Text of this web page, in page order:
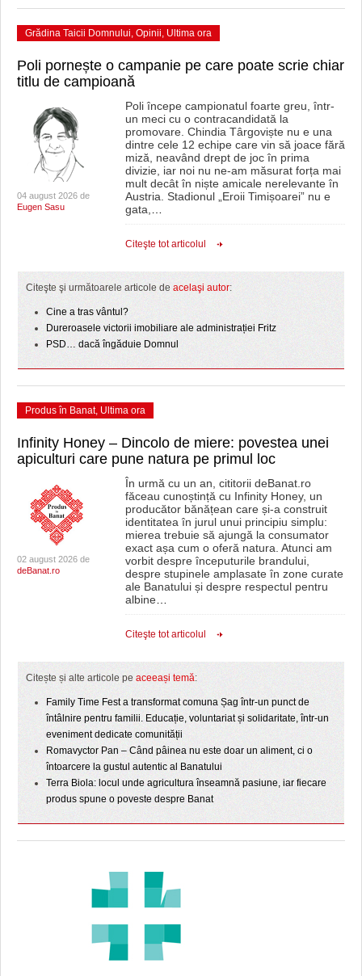
Grădina Taicii Domnului, Opinii, Ultima ora
Poli pornește o campanie pe care poate scrie chiar
titlu de campioană
04 august 2026 de
Eugen Sasu
Poli începe campionatul foarte greu, într-
un meci cu o contracandidată la
promovare. Chindia Târgoviște nu e una
dintre cele 12 echipe care vin să joace fără
miză, neavând drept de joc în prima
divizie, iar noi nu ne-am măsurat forța mai
mult decât în niște amicale nerelevante în
Austria. Stadionul „Eroii Timișoarei” nu e
gata,
Citeşte tot articolul
Citeşte şi următoarele articole de acelaşi autor:
Cine a tras vântul?
Dureroasele victorii imobiliare ale administrației Fritz
PSD… dacă îngăduie Domnul
Produs în Banat, Ultima ora
Infinity Honey – Dincolo de miere: povestea unei
apiculturi care pune natura pe primul loc
02 august 2026 de
deBanat.ro
În urmă cu un an, cititorii deBanat.ro
făceau cunoștință cu Infinity Honey, un
producător bănățean care și-a construit
identitatea în jurul unui principiu simplu:
mierea trebuie să ajungă la consumator
exact așa cum o oferă natura. Atunci am
vorbit despre începuturile brandului,
despre stupinele amplasate în zone curate
ale Banatului și despre respectul pentru
albine…
Citeşte tot articolul
Citește și alte articole pe aceeași temă:
Family Time Fest a transformat comuna Șag într-un punct de
întâlnire pentru familii. Educație, voluntariat și solidaritate, într-un
eveniment dedicate comunității
Romavyctor Pan – Când pâinea nu este doar un aliment, ci o
întoarcere la gustul autentic al Banatului
Terra Biola: locul unde agricultura înseamnă pasiune, iar fiecare
produs spune o poveste despre Banat